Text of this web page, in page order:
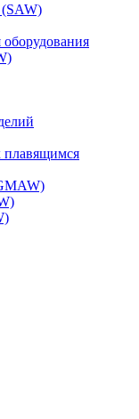
(SAW)
плавящимся